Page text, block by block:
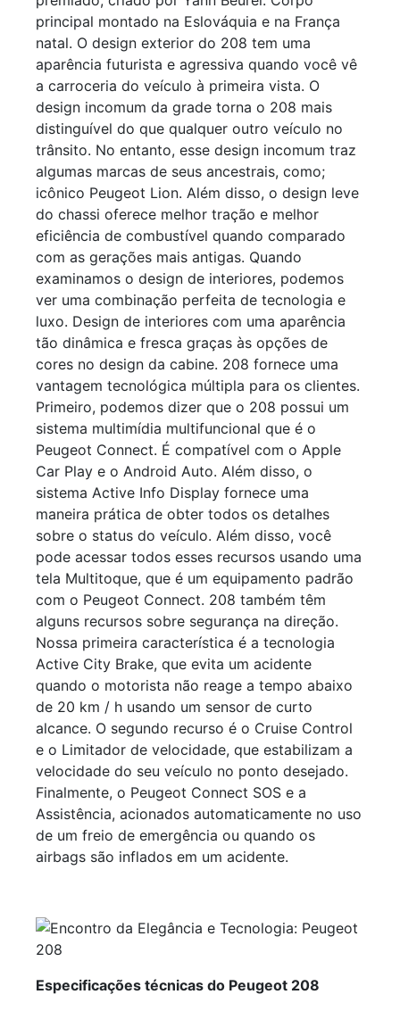
principal montado na Eslováquia e na França
natal. O design exterior do 208 tem uma
aparência futurista e agressiva quando você vê
a carroceria do veículo à primeira vista. O
design incomum da grade torna o 208 mais
distinguível do que qualquer outro veículo no
trânsito. No entanto, esse design incomum traz
algumas marcas de seus ancestrais, como;
icônico Peugeot Lion. Além disso, o design leve
do chassi oferece melhor tração e melhor
eficiência de combustível quando comparado
com as gerações mais antigas. Quando
examinamos o design de interiores, podemos
ver uma combinação perfeita de tecnologia e
luxo. Design de interiores com uma aparência
tão dinâmica e fresca graças às opções de
cores no design da cabine. 208 fornece uma
vantagem tecnológica múltipla para os clientes.
Primeiro, podemos dizer que o 208 possui um
sistema multimídia multifuncional que é o
Peugeot Connect. É compatível com o Apple
Car Play e o Android Auto. Além disso, o
sistema Active Info Display fornece uma
maneira prática de obter todos os detalhes
sobre o status do veículo. Além disso, você
pode acessar todos esses recursos usando uma
tela Multitoque, que é um equipamento padrão
com o Peugeot Connect. 208 também têm
alguns recursos sobre segurança na direção.
Nossa primeira característica é a tecnologia
Active City Brake, que evita um acidente
quando o motorista não reage a tempo abaixo
de 20 km / h usando um sensor de curto
alcance. O segundo recurso é o Cruise Control
e o Limitador de velocidade, que estabilizam a
velocidade do seu veículo no ponto desejado.
Finalmente, o Peugeot Connect SOS e a
Assistência, acionados automaticamente no uso
de um freio de emergência ou quando os
airbags são inflados em um acidente.
Especificações técnicas do Peugeot 208